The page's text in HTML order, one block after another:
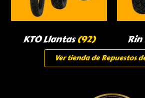
KTO Llantas(92)
Ver tienda de Repuestos